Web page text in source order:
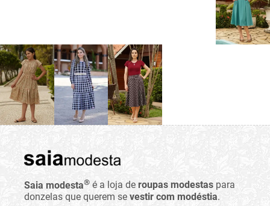
Saia modesta® é a loja de roupas modestas para
donzelas que querem se vestir com modéstia.